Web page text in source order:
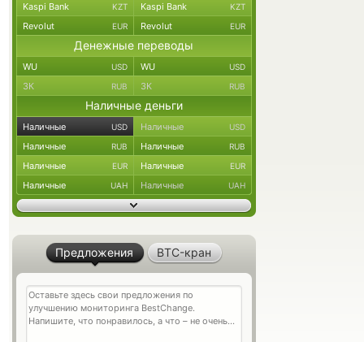
Kaspi Bank KZT Kaspi Bank KZT
Revolut EUR Revolut EUR
Денежные переводы
WU USD WU USD
ЗК RUB ЗК RUB
Наличные деньги
Наличные USD Наличные USD
Наличные RUB Наличные RUB
Наличные EUR Наличные EUR
Наличные UAH Наличные UAH
Предложения BTC-кран